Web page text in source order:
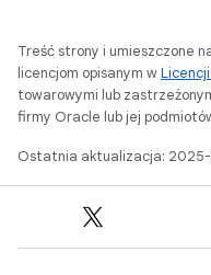
Treść strony i umieszczone
licencjom opisanym w
towarowymi lub
firmy Oracle lub jej
Ostatnia aktualizacja: